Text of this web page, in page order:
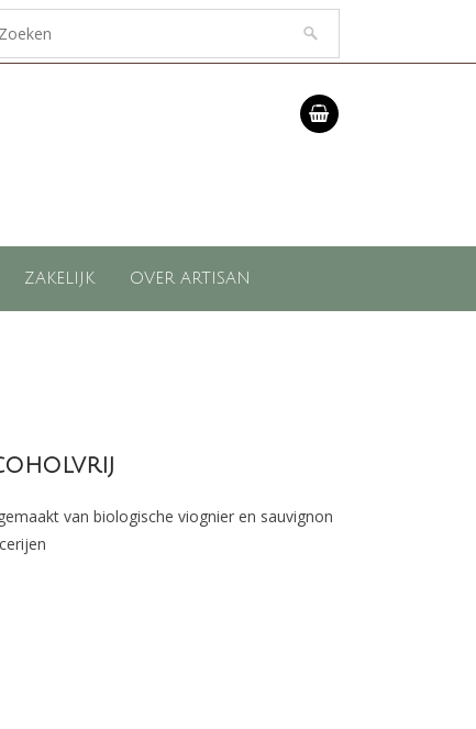
ZAKELIJK OVER ARTISAN
van biologische viognier en sauvignon